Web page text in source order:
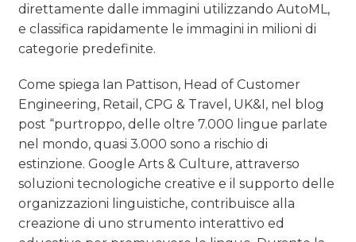
direttamente dalle immagini utilizzando AutoML,
e classifica rapidamente le immagini in milioni di
categorie predefinite.
Come spiega Ian Pattison, Head of Customer
Engineering, Retail, CPG & Travel, UK&I, nel blog
post “purtroppo, delle oltre 7.000 lingue parlate
nel mondo, quasi 3.000 sono a rischio di
estinzione. Google Arts & Culture, attraverso
soluzioni tecnologiche creative e il supporto delle
organizzazioni linguistiche, contribuisce alla
creazione di uno strumento interattivo ed